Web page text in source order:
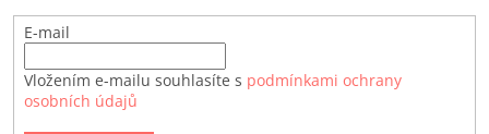
E-mail
Vložením e-mailu souhlasíte s podmínkami ochrany
osobních údajů